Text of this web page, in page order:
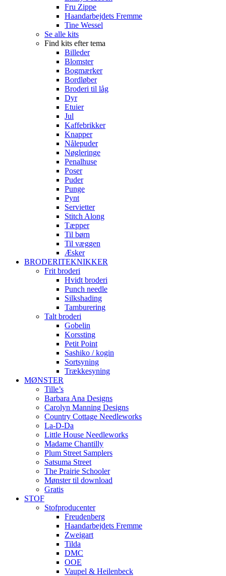
Fru Zippe
Haandarbejdets Fremme
Tine Wessel
Se alle kits
Find kits efter tema
Billeder
Blomster
Bogmærker
Bordløber
Broderi til låg
Dyr
Etuier
Jul
Kaffebrikker
Knapper
Nålepuder
Nøgleringe
Penalhuse
Poser
Puder
Punge
Pynt
Servietter
Stitch Along
Tæpper
Til børn
Til væggen
Æsker
BRODERITEKNIKKER
Frit broderi
Hvidt broderi
Punch needle
Silkshading
Tamburering
Talt broderi
Gobelin
Korssting
Petit Point
Sashiko / kogin
Sortsyning
Trækkesyning
MØNSTER
Tille’s
Barbara Ana Designs
Carolyn Manning Designs
Country Cottage Needleworks
La-D-Da
Little House Needleworks
Madame Chantilly
Plum Street Samplers
Satsuma Street
The Prairie Schooler
Mønster til download
Gratis
STOF
Stofproducenter
Freudenberg
Haandarbejdets Fremme
Zweigart
Tilda
DMC
OOE
Vaupel & Heilenbeck